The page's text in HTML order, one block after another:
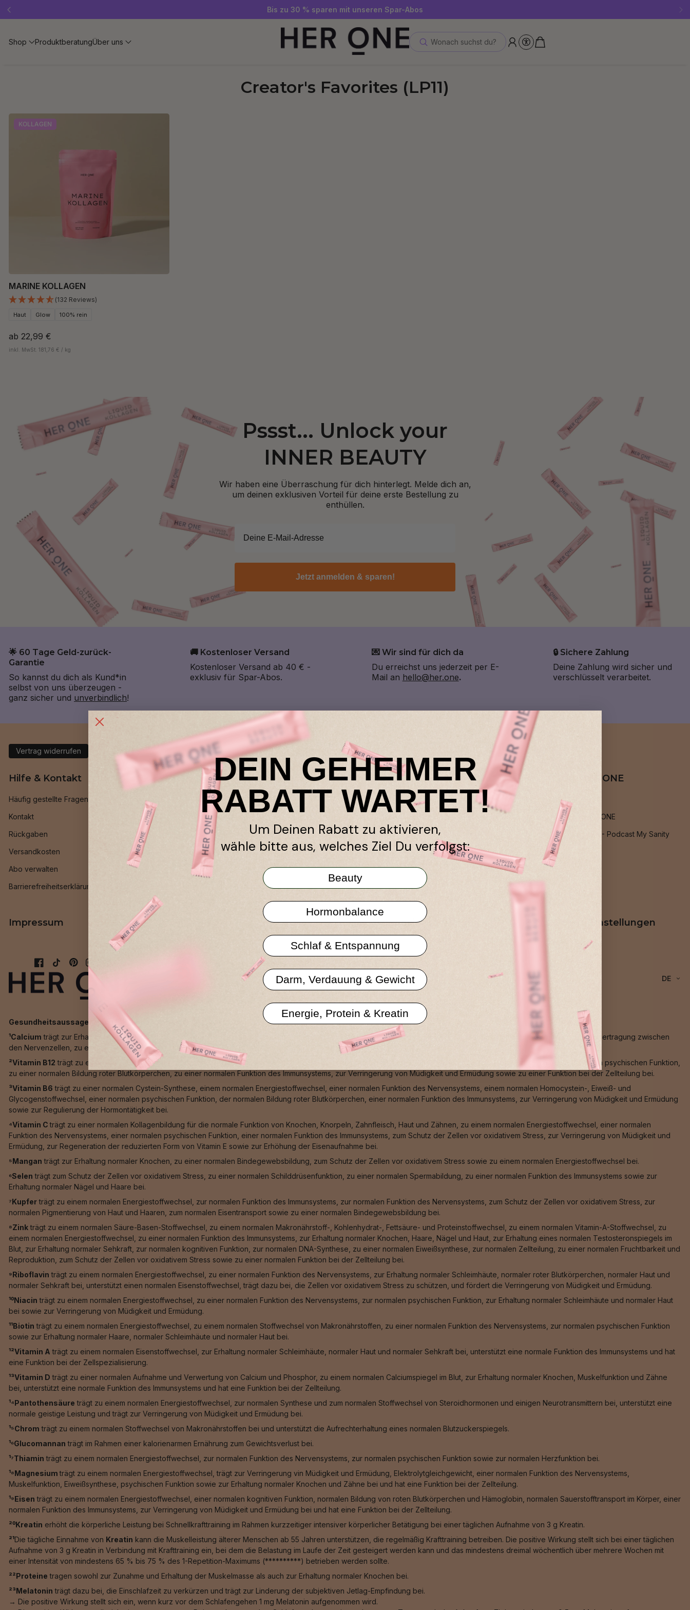
Gratis SLEEP WELL ab 69 € MBW - nur solange der Vorrat reicht!
Jetzt Newsletter abonnieren und 10 €-Gutschein sichern
Bis zu 30 % sparen mit unseren Spar-Abos
Shop ProduktberatungÜber uns Wonach suchst du?
Creator's Favorites (LP11)
KOLLAGEN
MARINE KOLLAGEN
(132 Reviews)
Haut Glow 100% rein
ab 22,99 €
inkl. MwSt. 181,76 € / kg
Pssst... Unlock your
INNER BEAUTY
Wir haben eine Überraschung für dich hinterlegt. Melde dich an,
um deinen exklusiven Vorteil für deine erste Bestellung zu
enthüllen.
Jetzt anmelden & sparen!
🌟 60 Tage Geld-zurück-
Garantie
So kannst du dich als Kund*in
selbst von uns überzeugen -
ganz sicher und unverbindlich!
🚚 Kostenloser Versand
Kostenloser Versand ab 40 € -
exklusiv für Spar-Abos.
💌 Wir sind für dich da
Du erreichst uns jederzeit per E-
Mail an hello@her.one.
🔒 Sichere Zahlung
Deine Zahlung wird sicher und
verschlüsselt verarbeitet.
Vertrag widerrufen
Hilfe & Kontakt
Häufig gestellte Fragen
Kontakt
Rückgaben
Versandkosten
Abo verwalten
Barrierefreiheitserklärung
Allgemein
Geld-zurück-Garantie
Treueprogramm
Freund*innen werben
INNER BEAUTY All in One
HER ONE Bestseller
Ambassador Programm
Händler
Amazon
Shop Apotheke
Über HER ONE
Über uns
Jobs bei HER ONE
Podcast: PMS - Podcast My Sanity
Blog
Impressum Datenschutzerklärung Cookie-Einstellungen
DE
Gesundheitsaussagen nach EU-Richtlinien:
¹Calcium trägt zur Erhaltung normaler Knochen, zur Erhaltung normaler Zähne, zu einer normalen Blutgerinnung, zu einer normalen Muskelfunktion, zu einer normalen Signalübertragung zwischen
den Nervenzellen, zu einem normalen Energiestoffwechsel sowie zur normalen Funktion von Verdauungsenzymen bei.
²Vitamin B12 trägt zu einem normalen Energiestoffwechsel, zu einer normalen Funktion des Nervensystems, zu einem normalen Homocystein-Stoffwechsel, zu einer normalen psychischen Funktion,
zu einer normalen Bildung roter Blutkörperchen, zu einer normalen Funktion des Immunsystems, zur Verringerung von Müdigkeit und Ermüdung sowie zu einer Funktion bei der Zellteilung bei.
³Vitamin B6 trägt zu einer normalen Cystein-Synthese, einem normalen Energiestoffwechsel, einer normalen Funktion des Nervensystems, einem normalen Homocystein-, Eiweiß- und
Glycogenstoffwechsel, einer normalen psychischen Funktion, der normalen Bildung roter Blutkörperchen, einer normalen Funktion des Immunsystems, zur Verringerung von Müdigkeit und Ermüdung
sowie zur Regulierung der Hormontätigkeit bei.
⁴Vitamin Cträgt zu einer normalen Kollagenbildung für die normale Funktion von Knochen, Knorpeln, Zahnfleisch, Haut und Zähnen, zu einem normalen Energiestoffwechsel, einer normalen
Funktion des Nervensystems, einer normalen psychischen Funktion, einer normalen Funktion des Immunsystems, zum Schutz der Zellen vor oxidativem Stress, zur Verringerung von Müdigkeit und
Ermüdung, zur Regeneration der reduzierten Form von Vitamin E sowie zur Erhöhung der Eisenaufnahme bei.
⁵Mangan trägt zur Erhaltung normaler Knochen, zu einer normalen Bindegewebsbildung, zum Schutz der Zellen vor oxidativem Stress sowie zu einem normalen Energiestoffwechsel bei.
⁶Selen trägt zum Schutz der Zellen vor oxidativem Stress, zu einer normalen Schilddrüsenfunktion, zu einer normalen Spermabildung, zu einer normalen Funktion des Immunsystems sowie zur
Erhaltung normaler Nägel und Haare bei.
⁷Kupferträgt zu einem normalen Energiestoffwechsel, zur normalen Funktion des Immunsystems, zur normalen Funktion des Nervensystems, zum Schutz der Zellen vor oxidativem Stress, zur
normalen Pigmentierung von Haut und Haaren, zum normalen Eisentransport sowie zu einer normalen Bindegewebsbildung bei.
⁸Zinkträgt zu einem normalen Säure-Basen-Stoffwechsel, zu einem normalen Makronährstoff-, Kohlenhydrat-, Fettsäure- und Proteinstoffwechsel, zu einem normalen Vitamin-A-Stoffwechsel, zu
einem normalen Energiestoffwechsel, zu einer normalen Funktion des Immunsystems, zur Erhaltung normaler Knochen, Haare, Nägel und Haut, zur Erhaltung eines normalen Testosteronspiegels im
Blut, zur Erhaltung normaler Sehkraft, zur normalen kognitiven Funktion, zur normalen DNA-Synthese, zu einer normalen Eiweißsynthese, zur normalen Zellteilung, zu einer normalen Fruchtbarkeit und
Reproduktion, zum Schutz der Zellen vor oxidativem Stress sowie zu einer normalen Funktion bei der Zellteilung bei.
⁹Riboflavin trägt zu einem normalen Energiestoffwechsel, zu einer normalen Funktion des Nervensystems, zur Erhaltung normaler Schleimhäute, normaler roter Blutkörperchen, normaler Haut und
normaler Sehkraft bei, unterstützt einen normalen Eisenstoffwechsel, trägt dazu bei, die Zellen vor oxidativem Stress zu schützen, und fördert die Verringerung von Müdigkeit und Ermüdung.
¹⁰Niacin trägt zu einem normalen Energiestoffwechsel, zu einer normalen Funktion des Nervensystems, zur normalen psychischen Funktion, zur Erhaltung normaler Schleimhäute und normaler Haut
bei sowie zur Verringerung von Müdigkeit und Ermüdung.
¹¹Biotin trägt zu einem normalen Energiestoffwechsel, zu einem normalen Stoffwechsel von Makronährstoffen, zu einer normalen Funktion des Nervensystems, zur normalen psychischen Funktion
sowie zur Erhaltung normaler Haare, normaler Schleimhäute und normaler Haut bei.
¹²Vitamin A trägt zu einem normalen Eisenstoffwechsel, zur Erhaltung normaler Schleimhäute, normaler Haut und normaler Sehkraft bei, unterstützt eine normale Funktion des Immunsystems und hat
eine Funktion bei der Zellspezialisierung.
¹³Vitamin D trägt zu einer normalen Aufnahme und Verwertung von Calcium und Phosphor, zu einem normalen Calciumspiegel im Blut, zur Erhaltung normaler Knochen, Muskelfunktion und Zähne
bei, unterstützt eine normale Funktion des Immunsystems und hat eine Funktion bei der Zellteilung.
¹⁴Pantothensäure trägt zu einem normalen Energiestoffwechsel, zur normalen Synthese und zum normalen Stoffwechsel von Steroidhormonen und einigen Neurotransmittern bei, unterstützt eine
normale geistige Leistung und trägt zur Verringerung von Müdigkeit und Ermüdung bei.
¹⁵Chrom trägt zu einem normalen Stoffwechsel von Makronährstoffen bei und unterstützt die Aufrechterhaltung eines normalen Blutzuckerspiegels.
¹⁶Glucomannan trägt im Rahmen einer kalorienarmen Ernährung zum Gewichtsverlust bei.
¹⁷Thiamin trägt zu einem normalen Energiestoffwechsel, zur normalen Funktion des Nervensystems, zur normalen psychischen Funktion sowie zur normalen Herzfunktion bei.
¹⁸Magnesiumträgt zu einem normalen Energiestoffwechsel, trägt zur Verringerung vin Müdigkeit und Ermüdung, Elektrolytgleichgewicht, einer normalen Funktion des Nervensystems,
Muskelfunktion, Eiweißsynthese, psychischen Funktion sowie zur Erhaltung normaler Knochen und Zähne bei und hat eine Funktion bei der Zellteilung.
¹⁹Eisen trägt zu einem normalen Energiestoffwechsel, einer normalen kognitiven Funktion, normalen Bildung von roten Blutkörperchen und Hämoglobin, normalen Sauerstofftransport im Körper, einer
normalen Funktion des Immunsystems, zur Verringerung von Müdigkeit und Ermüdung bei und hat eine Funktion bei der Zellteilung.
²⁰Kreatin erhöht die körperliche Leistung bei Schnellkrafttraining im Rahmen kurzzeitiger intensiver körperlicher Betätigung bei einer täglichen Aufnahme von 3 g Kreatin.
²¹Die tägliche Einnahme von Kreatin kann die Muskelleistung älterer Menschen ab 55 Jahren unterstützen, die regelmäßig Krafttraining betreiben. Die positive Wirkung stellt sich bei einer täglichen
Aufnahme von 3 g Kreatin in Verbindung mit Krafttraining ein, bei dem die Belastung im Laufe der Zeit gesteigert werden kann und das mindestens dreimal wöchentlich über mehrere Wochen mit
einer Intensität von mindestens 65 % bis 75 % des 1-Repetition-Maximums (**********) betrieben werden sollte.
²²Proteine tragen sowohl zur Zunahme und Erhaltung der Muskelmasse als auch zur Erhaltung normaler Knochen bei.
²³Melatonin trägt dazu bei, die Einschlafzeit zu verkürzen und trägt zur Linderung der subjektiven Jetlag-Empfindung bei.
→ Die positive Wirkung stellt sich ein, wenn kurz vor dem Schlafengehen 1 mg Melatonin aufgenommen wird.
DEIN GEHEIMER
RABATT WARTET!
Um Deinen Rabatt zu aktivieren,
wähle bitte aus, welches Ziel Du verfolgst:
Beauty
Hormonbalance
Schlaf & Entspannung
Darm, Verdauung & Gewicht
Energie, Protein & Kreatin